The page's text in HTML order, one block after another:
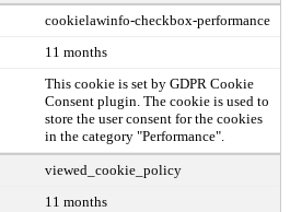
cookielawinfo-checkbox-performance
11 months
This cookie is set by GDPR Cookie
Consent plugin. The cookie is used to
store the user consent for the cookies
in the category "Performance".
viewed_cookie_policy
11 months